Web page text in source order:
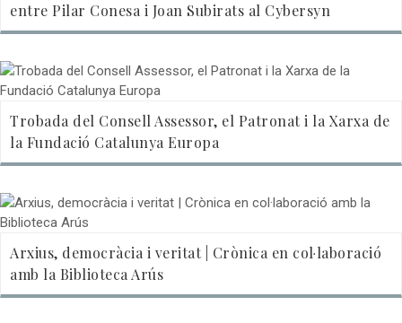
entre Pilar Conesa i Joan Subirats al Cybersyn
Trobada del Consell Assessor, el Patronat i la Xarxa de
la Fundació Catalunya Europa
Arxius, democràcia i veritat | Crònica en col·laboració
amb la Biblioteca Arús